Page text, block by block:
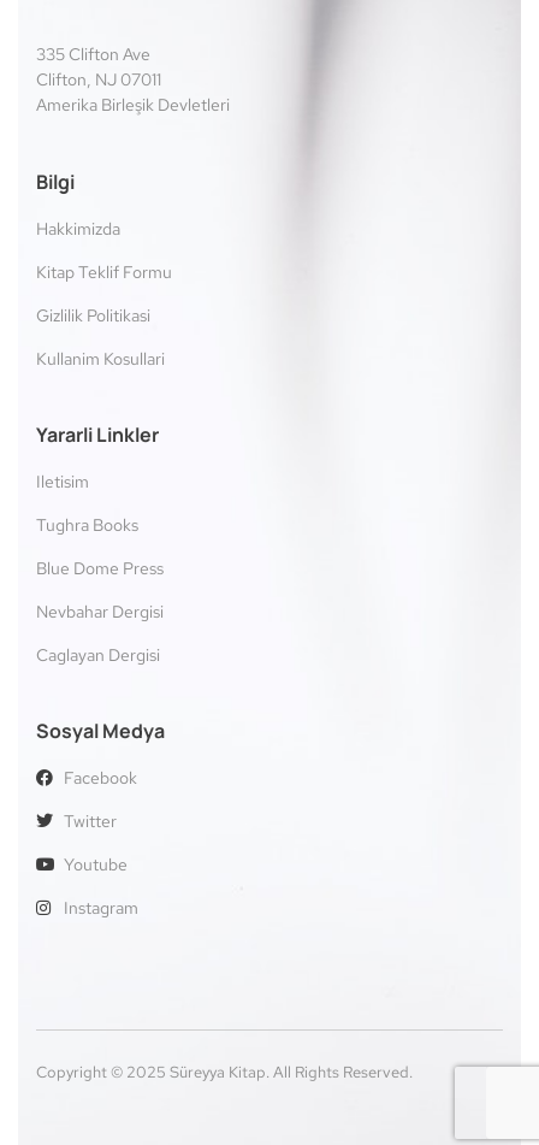
335 Clifton Ave
Clifton, NJ 07011
Amerika Birleşik Devletleri
Bilgi
Hakkimizda
Kitap Teklif Formu
Gizlilik Politikasi
Kullanim Kosullari
Yararli Linkler
Iletisim
Tughra Books
Blue Dome Press
Nevbahar Dergisi
Caglayan Dergisi
Sosyal Medya
Facebook
Twitter
Youtube
Instagram
Copyright © 2025 Süreyya Kitap. All Rights Reserved.